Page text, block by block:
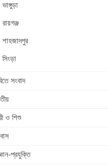
ভাঙ্গুড়া
রায়গঞ্জ
শাহজাদপুর
সিংড়া
সংবাদ
ও শিশু
প্রযুক্তি